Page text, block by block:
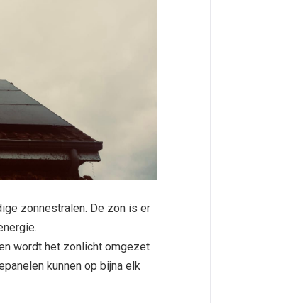
zonnestralen. De zon is er
wordt het zonlicht omgezet
kunnen op bijna elk